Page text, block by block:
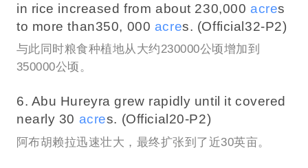
in rice increased from about 230,000 acres
to more than350, 000 acres. (Official32-P2)
与此同时粮食种植地从大约230000公顷增加到
350000公顷。
6. Abu Hureyra grew rapidly until it covered
nearly 30 acres. (Official20-P2)
阿布胡赖拉迅速壮大，最终扩张到了近30英亩。